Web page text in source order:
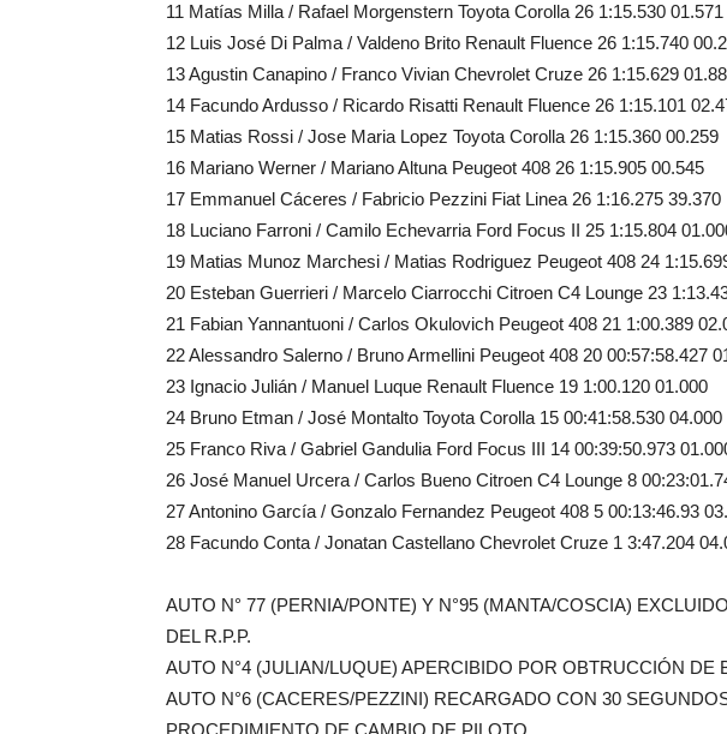
11 Matías Milla / Rafael Morgenstern Toyota Corolla 26 1:15.530 01.571
12 Luis José Di Palma / Valdeno Brito Renault Fluence 26 1:15.740
13 Agustin Canapino / Franco Vivian Chevrolet Cruze 26 1:15.629
14 Facundo Ardusso / Ricardo Risatti Renault Fluence 26 1:15.101
15 Matias Rossi / Jose Maria Lopez Toyota Corolla 26 1:15.360 00.259
16 Mariano Werner / Mariano Altuna Peugeot 408 26 1:15.905 00.545
17 Emmanuel Cáceres / Fabricio Pezzini Fiat Linea 26 1:16.275 39.370
18 Luciano Farroni / Camilo Echevarria Ford Focus II 25 1:15.804
19 Matias Munoz Marchesi / Matias Rodriguez Peugeot 408 24
20 Esteban Guerrieri / Marcelo Ciarrocchi Citroen C4 Lounge 23
21 Fabian Yannantuoni / Carlos Okulovich Peugeot 408 21 1:00.389
22 Alessandro Salerno / Bruno Armellini Peugeot 408 20 00:57:58.427
23 Ignacio Julián / Manuel Luque Renault Fluence 19 1:00.120 01.000
24 Bruno Etman / José Montalto Toyota Corolla 15 00:41:58.530 04.000
25 Franco Riva / Gabriel Gandulia Ford Focus III 14 00:39:50.973
26 José Manuel Urcera / Carlos Bueno Citroen C4 Lounge 8
27 Antonino García / Gonzalo Fernandez Peugeot 408 5 00:13:46.93
28 Facundo Conta / Jonatan Castellano Chevrolet Cruze 1 3:47.204
AUTO N° 77 (PERNIA/PONTE) Y N°95 (MANTA/COSCIA)
DEL R.P.P.
AUTO N°4 (JULIAN/LUQUE) APERCIBIDO POR OBTRUCCIÓN DE
AUTO N°6 (CACERES/PEZZINI) RECARGADO CON 30
PROCEDIMIENTO DE CAMBIO DE PILOTO.